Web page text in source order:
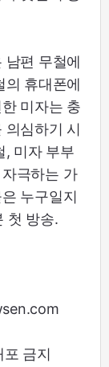
남편 무철에
의 휴대폰에
미자는 충
의심하기 시
, 미자 부부
극하는 가
누구일지
첫 방송.
금지